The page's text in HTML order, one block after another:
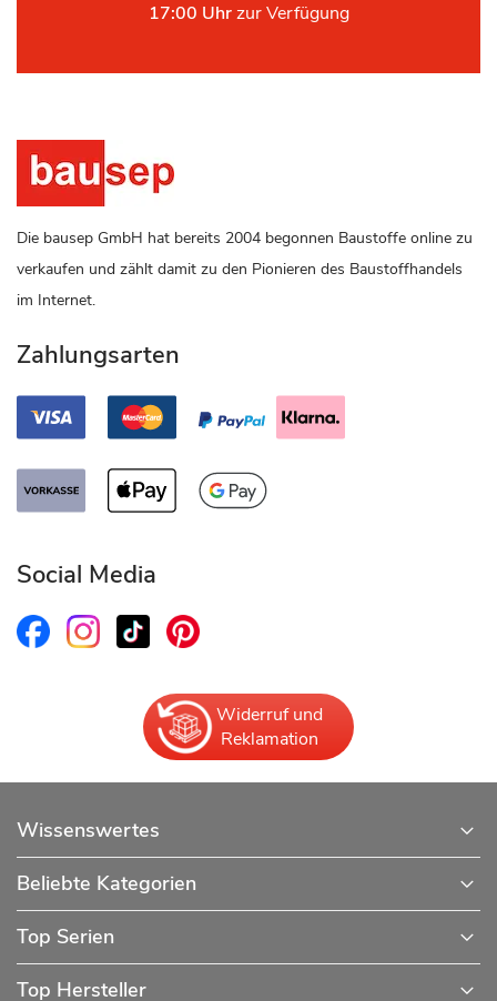
17:00 Uhrzur Verfügung
Die bausep GmbH hat bereits 2004 begonnen Baustoffe online zu
verkaufen und zählt damit zu den Pionieren des Baustoffhandels
im Internet.
Zahlungsarten
Social Media
Widerruf und
Reklamation
Wissenswertes
Beliebte Kategorien
Top Serien
Top Hersteller